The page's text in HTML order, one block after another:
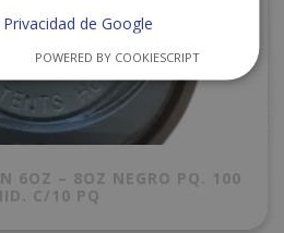
6OZ – 8OZ NEGRO PQ. 100
C/10 PQ
de Google
POWERED BY COOKIESCRIPT